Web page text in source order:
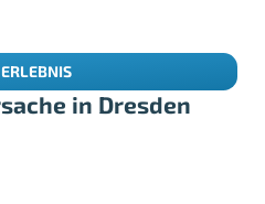
in Dresden